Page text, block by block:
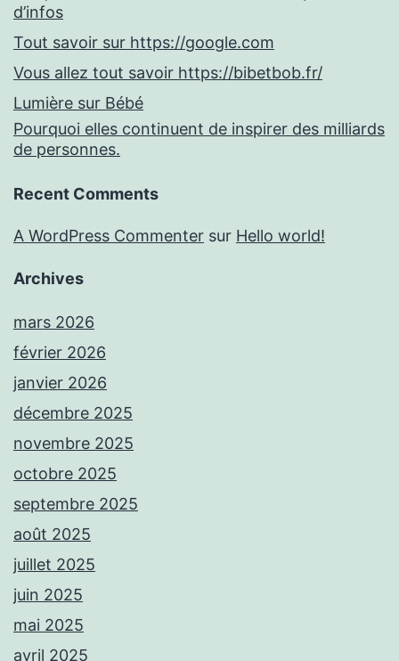
d’infos
Tout savoir sur https://google.com
Vous allez tout savoir https://bibetbob.fr/
Lumière sur Bébé
Pourquoi elles continuent de inspirer des milliards
de personnes.
Recent Comments
A WordPress Commenter sur Hello world!
Archives
mars 2026
février 2026
janvier 2026
décembre 2025
novembre 2025
octobre 2025
septembre 2025
août 2025
juillet 2025
juin 2025
mai 2025
avril 2025